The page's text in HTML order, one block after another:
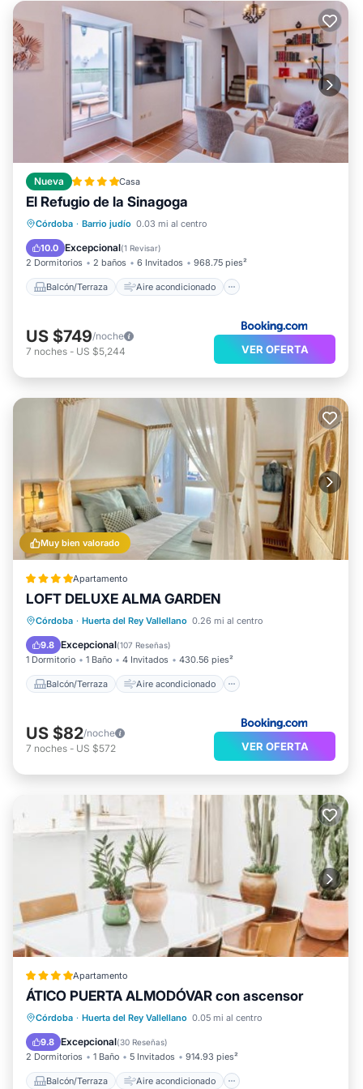
Nueva Casa
El Refugio de la Sinagoga
Córdoba · Barrio judío 0.03 mi al centro
10.0 Excepcional(1 Revisar)
2 Dormitorios 2 baños 6 Invitados 968.75 pies²
Balcón/Terraza Aire acondicionado
Balcón/Terraza
Aire acondicionado
Internet
Apto para niños
US $749/noche
7 noches - US $5,244 VER OFERTA
Muy bien valorado
Apartamento
LOFT DELUXE ALMA GARDEN
Córdoba · Huerta del Rey Vallellano 0.26 mi al centro
9.8 Excepcional(107 Reseñas)
1 Dormitorio 1 Baño 4 Invitados 430.56 pies²
Balcón/Terraza Aire acondicionado
Balcón/Terraza
Aire acondicionado
Internet
Apto para niños
US $82/noche
7 noches - US $572 VER OFERTA
Apartamento
ÁTICO PUERTA ALMODÓVAR con ascensor
Córdoba · Huerta del Rey Vallellano 0.05 mi al centro
9.8 Excepcional(30 Reseñas)
2 Dormitorios 1 Baño 5 Invitados 914.93 pies²
Balcón/Terraza Aire acondicionado
Balcón/Terraza
Aire acondicionado
Internet
Se admiten mascotas